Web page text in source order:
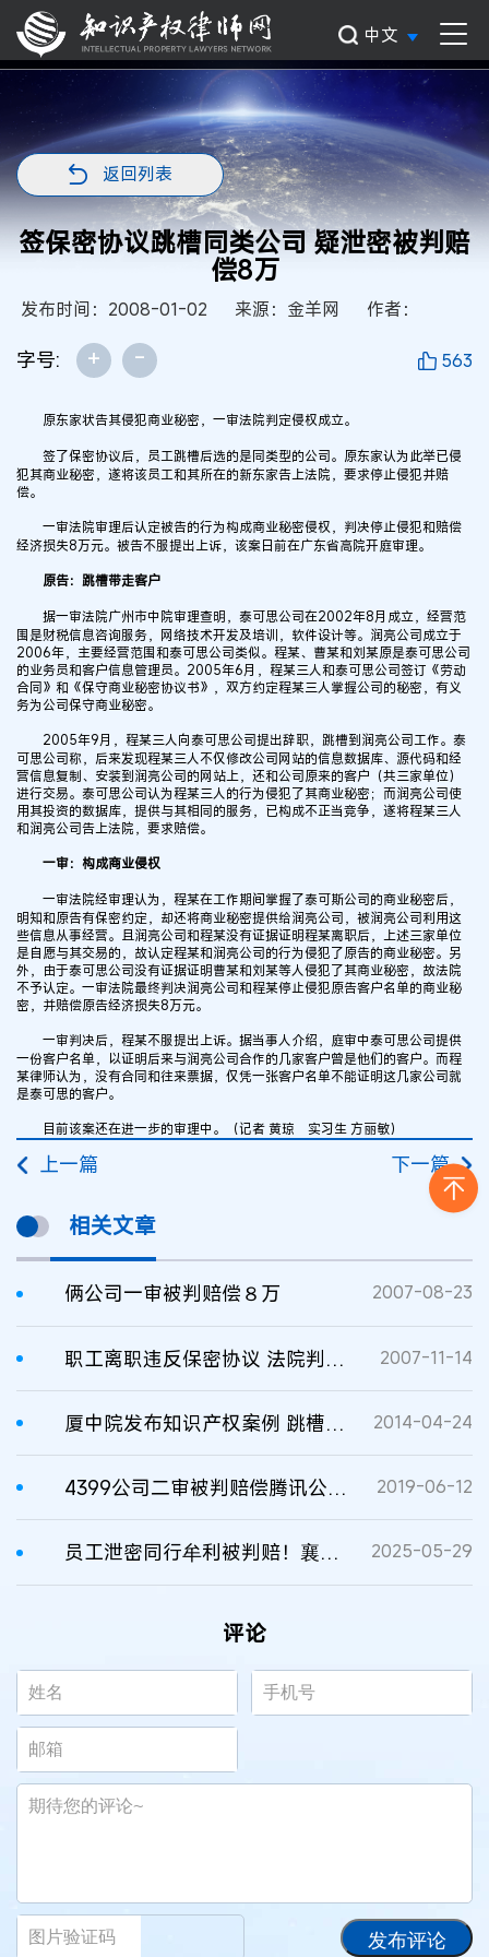
中文
返回列表
签保密协议跳槽同类公司 疑泄密被判赔
偿8万
发布时间：2008-01-02 来源：金羊网 作者：
字号: + - 563
原东家状告其侵犯商业秘密，一审法院判定侵权成立。
签了保密协议后，员工跳槽后选的是同类型的公司。原东家认为此举已侵
犯其商业秘密，遂将该员工和其所在的新东家告上法院，要求停止侵犯并赔
偿。
一审法院审理后认定被告的行为构成商业秘密侵权，判决停止侵犯和赔偿
经济损失8万元。被告不服提出上诉，该案日前在广东省高院开庭审理。
原告：跳槽带走客户
据一审法院广州市中院审理查明，泰可思公司在2002年8月成立，经营范
围是财税信息咨询服务，网络技术开发及培训，软件设计等。润亮公司成立于
2006年，主要经营范围和泰可思公司类似。程某、曹某和刘某原是泰可思公司
的业务员和客户信息管理员。2005年6月，程某三人和泰可思公司签订《劳动
合同》和《保守商业秘密协议书》，双方约定程某三人掌握公司的秘密，有义
务为公司保守商业秘密。
2005年9月，程某三人向泰可思公司提出辞职，跳槽到润亮公司工作。泰
可思公司称，后来发现程某三人不仅修改公司网站的信息数据库、源代码和经
营信息复制、安装到润亮公司的网站上，还和公司原来的客户（共三家单位）
进行交易。泰可思公司认为程某三人的行为侵犯了其商业秘密；而润亮公司使
用其投资的数据库，提供与其相同的服务，已构成不正当竞争，遂将程某三人
和润亮公司告上法院，要求赔偿。
一审：构成商业侵权
一审法院经审理认为，程某在工作期间掌握了泰可斯公司的商业秘密后，
明知和原告有保密约定，却还将商业秘密提供给润亮公司，被润亮公司利用这
些信息从事经营。且润亮公司和程某没有证据证明程某离职后，上述三家单位
是自愿与其交易的，故认定程某和润亮公司的行为侵犯了原告的商业秘密。另
外，由于泰可思公司没有证据证明曹某和刘某等人侵犯了其商业秘密，故法院
不予认定。一审法院最终判决润亮公司和程某停止侵犯原告客户名单的商业秘
密，并赔偿原告经济损失8万元。
一审判决后，程某不服提出上诉。据当事人介绍，庭审中泰可思公司提供
一份客户名单，以证明后来与润亮公司合作的几家客户曾是他们的客户。而程
某律师认为，没有合同和往来票据，仅凭一张客户名单不能证明这几家公司就
是泰可思的客户。
目前该案还在进一步的审理中。（记者 黄琼 实习生 方丽敏）
上一篇 下一篇
相关文章
俩公司一审被判赔偿８万 2007-08-23
职工离职违反保密协议 法院判决赔偿违约金 2007-11-14
厦中院发布知识产权案例 跳槽职员泄密判赔巨款 2014-04-24
4399公司二审被判赔偿腾讯公司500万元 2019-06-12
员工泄密同行牟利被判赔！襄阳首例商业秘密侵权案适用惩罚性赔偿 2025-05-29
评论
发布评论